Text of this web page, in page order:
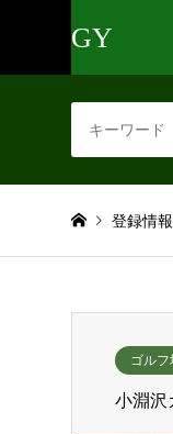
GY
登録情報
ゴルフ
小淵沢